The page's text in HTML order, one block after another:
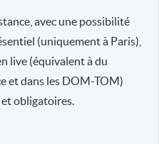
avec une possibilité
(uniquement à Paris),
live (équivalent à du
et dans les DOM-TOM)
obligatoires.